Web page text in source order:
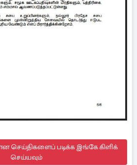
செய்திகளைப் படிக்க இங்கே கிளிக்
செய்யவும்